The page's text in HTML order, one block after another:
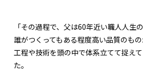
「その過程で、父は60年近い職人人生の
誰がつくってもある程度高い品質のもの
工程や技術を頭の中で体系立てて捉え
た。